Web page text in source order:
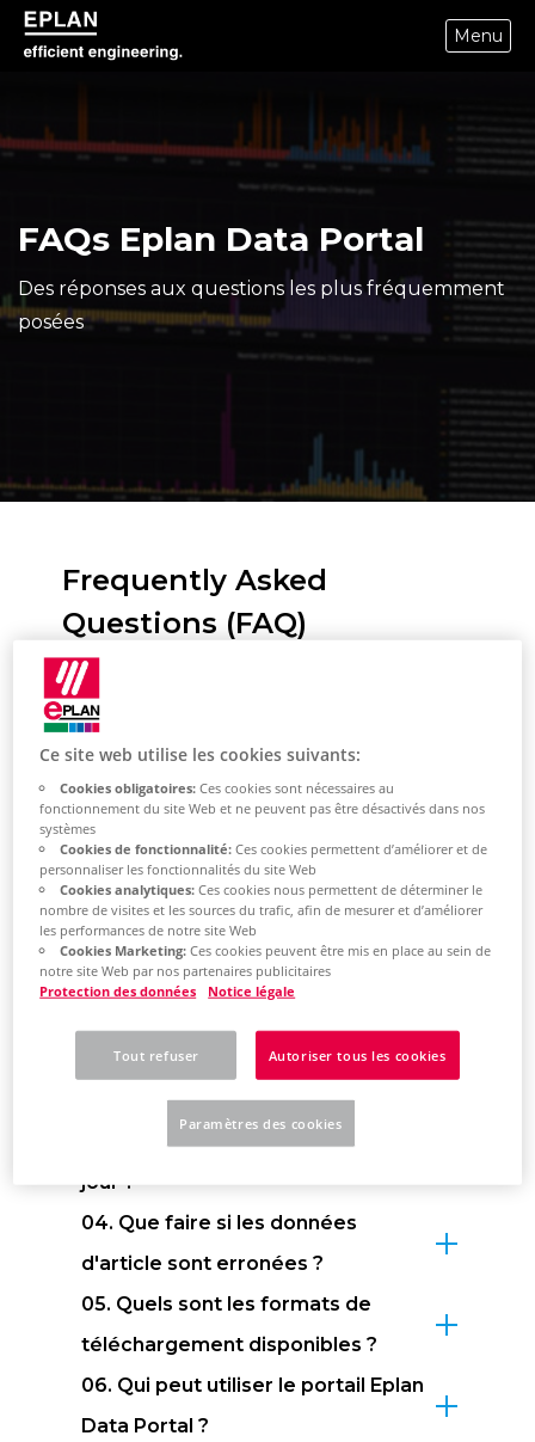
epulse.com home
Menu
FAQs Eplan Data Portal
Des réponses aux questions les plus fréquemment
posées
Frequently Asked
Questions (FAQ)
Portal
01. Qu'est-ce que le portail Eplan
Data Portal ?
02. Quelles sont les données
Portal ?
03. À quelle fréquence les données
des composants sont-elles mises à
jour ?
04. Que faire si les données
d'article sont erronées ?
05. Quels sont les formats de
téléchargement disponibles ?
06. Qui peut utiliser le portail Eplan
Data Portal ?
Ce site web utilise les cookies suivants:
Cookies obligatoires:Ces cookies sont nécessaires au
fonctionnement du site Web et ne peuvent pas être désactivés dans nos
systèmes
Cookies de fonctionnalité:Ces cookies permettent d’améliorer et de
personnaliser les fonctionnalités du site Web
Cookies analytiques:Ces cookies nous permettent de déterminer le
nombre de visites et les sources du trafic, afin de mesurer et d’améliorer
les performances de notre site Web
Cookies Marketing:Ces cookies peuvent être mis en place au sein de
notre site Web par nos partenaires publicitaires
Protection des données
Notice légale
Tout refuser Autoriser tous les cookies
Paramètres des cookies